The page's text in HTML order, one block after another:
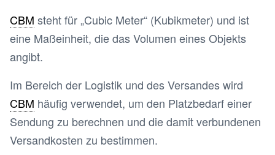
CBM steht für „Cubic Meter“ (Kubikmeter) und ist
eine Maßeinheit, die das Volumen eines Objekts
angibt.
Im Bereich der Logistik und des Versandes wird
CBM häufig verwendet, um den Platzbedarf einer
Sendung zu berechnen und die damit verbundenen
Versandkosten zu bestimmen.